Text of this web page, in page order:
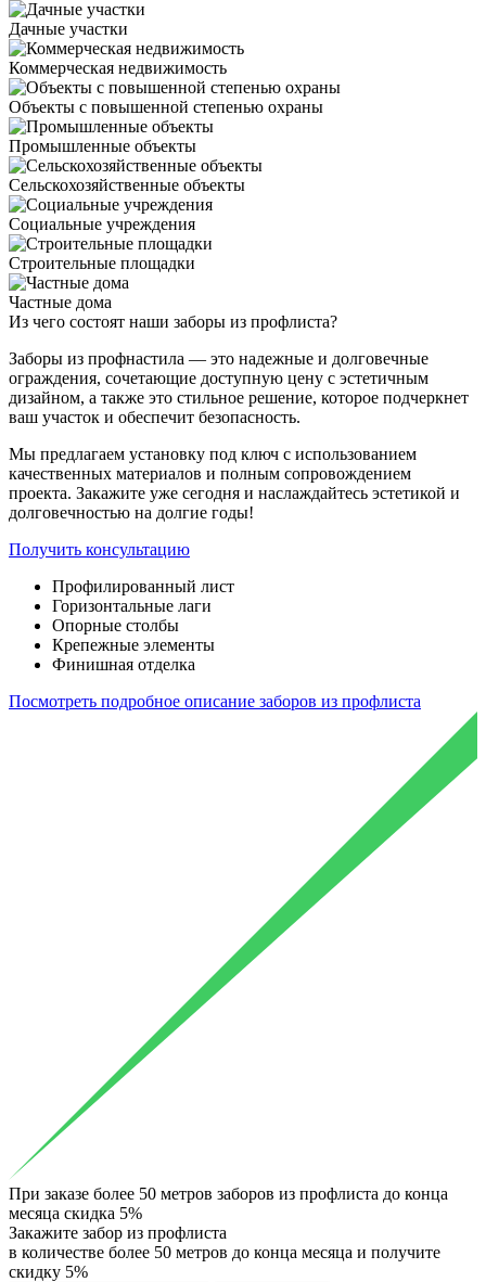
Дачные участки
Коммерческая недвижимость
Объекты с повышенной степенью охраны
Промышленные объекты
Сельскохозяйственные объекты
Социальные учреждения
Строительные площадки
Частные дома
Из чего состоят наши заборы из профлиста?
Заборы из профнастила — это надежные и долговечные
ограждения, сочетающие доступную цену с эстетичным
дизайном, а также это стильное решение, которое подчеркнет
ваш участок и обеспечит безопасность.
Мы предлагаем установку под ключ с использованием
качественных материалов и полным сопровождением
проекта. Закажите уже сегодня и наслаждайтесь эстетикой и
долговечностью на долгие годы!
Получить консультацию
Профилированный лист
Горизонтальные лаги
Опорные столбы
Крепежные элементы
Финишная отделка
Посмотреть подробное описание заборов из профлиста
При заказе более 50 метров заборов из профлиста до конца
месяца скидка 5%
Закажите забор из профлиста
в количестве более 50 метров до конца месяца и получите
скидку 5%